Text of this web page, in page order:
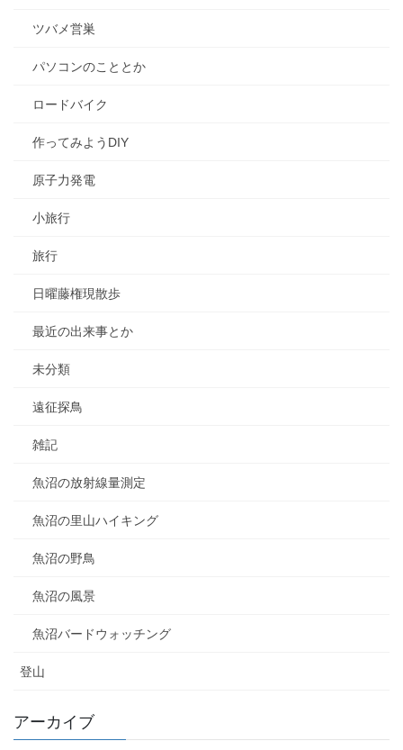
ツバメ営巣
パソコンのこととか
ロードバイク
作ってみようDIY
原子力発電
小旅行
旅行
日曜藤権現散歩
最近の出来事とか
未分類
遠征探鳥
雑記
魚沼の放射線量測定
魚沼の里山ハイキング
魚沼の野鳥
魚沼の風景
魚沼バードウォッチング
登山
アーカイブ